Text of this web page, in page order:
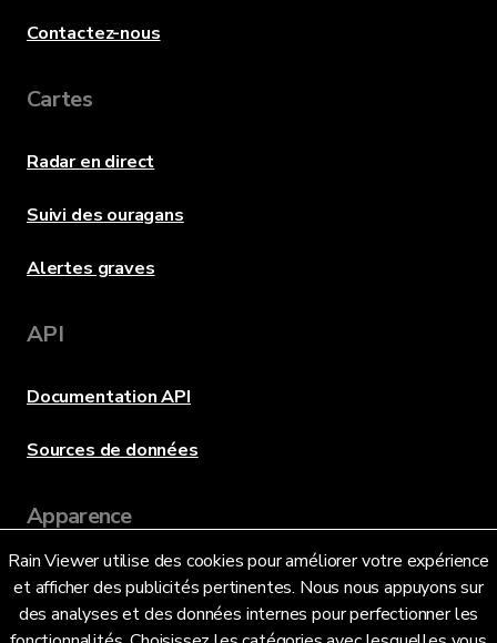
Rain Viewer utilise des cookies pour améliorer votre expérience
et afficher des publicités pertinentes. Nous nous appuyons sur
des analyses et des données internes pour perfectionner les
Contactez-nous
Cartes
Radar en direct
Suivi des ouragans
Alertes graves
API
Documentation API
Sources de données
Apparence
Langue